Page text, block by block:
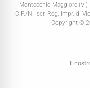
Montecchio Maggiore
C.F./N. Iscr. Reg. Impr. di
Copyright ©
Il